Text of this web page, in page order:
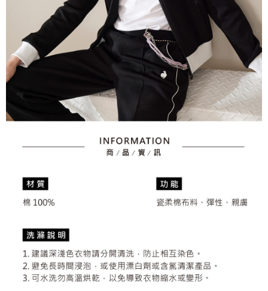
【注意事項】
1. 本サービスは「台湾大哥大株式会社」（以下「当社」といいます）によ
って提供され、ユーザーが取引時に本サービスを通じて商品やサービスを
購入できるようにし、店舗が売買／分割払い売買の債権を当社に譲渡した
後、契約に基づいて当社の請求書で帳款を支払うことになります。
2. 「OP Pay Later」を利用する契約関係の目的から、店舗はあなたの個人
情報（名前、電話または住所を含む）を台湾大哥大に提供し、収集、処理
および利用するために、当社があなた本人と分割請求書に必要な情報の確
認、照合および修正を行います。
3. 完全なユーザーサービス規約については、以下のリンクを参照してくだ
https://oppay.tw/userRule
とに計算されます。AFTEEで注文すると、商品を受け取るまで支払い期限
を延長できますが、商品を期限内に受け取れない場合があります（例：予
約商品や商品到着日が比較的遅い商品）。そのため、商品到着の有無に関
わらず、AFTEEで指定された期限内にお支払いください。
二、支払い限度額
1.初回 AFTEEを ご利用の際に、認証結果及び当社の審査の結果に基づ
2.決済金額は最低NT$20です。
3.現在、台湾の会員のみご利用いただけます。
三、利用規約「AFTEE代金後払い」（以下当サービスという）はネットプ
ます。当サービスご利用の際に提供しなければならない個人情報（注文者
の氏名、電話番号、受取人の氏名、電話番号、受取人住所を含むがこれに
す。AFTEEの個人情報の収集、処理、利用について、詳細はAFTEE公式ホ
ームページの『個人情報の収集、処理及び利用に関する声明』をご参照く
ださい（https://aftee.tw/privacypolicy/
ります。支払い期限を過ぎた場合、その金額に基づいて年利20%の遅延滞
納金が加算されます。未成年の利用者は、事前に法定代理人または後見人
の同意を得ればAFTEEをご利用いただけます。
個人情報の処理、利用について疑問がある、または関連する法律の権利を
7-11取貨付款
送料無料
付款後7-11取貨
宅配
送料無料
離島宅配